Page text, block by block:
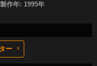
作年: 1995年
ー